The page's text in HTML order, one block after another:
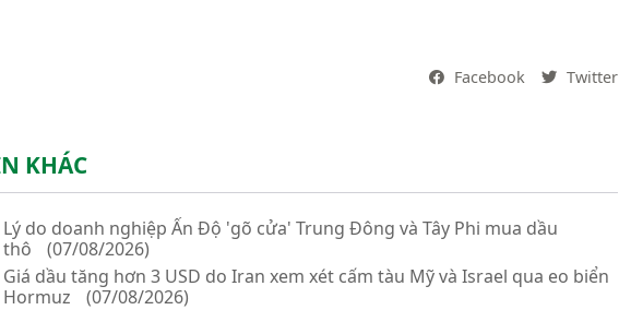
Facebook Twitter
KHÁC
Lý do doanh nghiệp Ấn Độ 'gõ cửa' Trung Đông và Tây Phi mua dầu
thô
(07/08/2026)
Giá dầu tăng hơn 3 USD do Iran xem xét cấm tàu Mỹ và Israel qua eo biển
Hormuz
(07/08/2026)